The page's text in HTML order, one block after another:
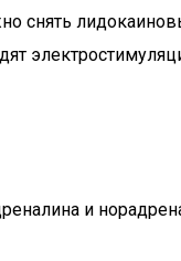
снять
и